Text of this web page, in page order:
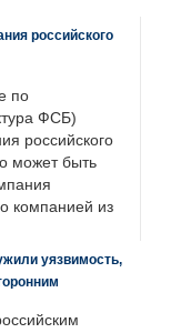
российского
по
ФСБ)
российского
может быть
компанией из
уязвимость,